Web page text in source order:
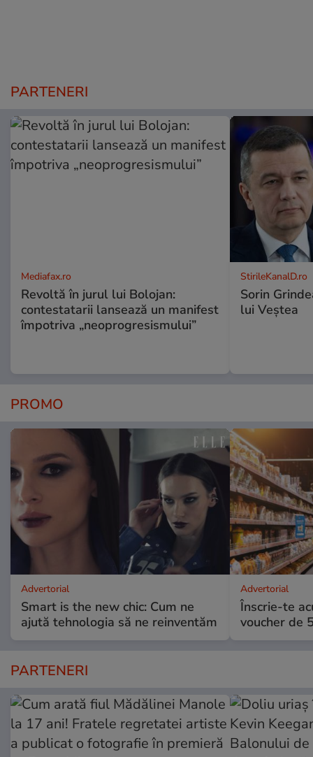
PARTENERI
Mediafax.ro
Revoltă în jurul lui Bolojan:
contestatarii lansează un manifest
împotriva „neoprogresismului”
StirileKanalD.ro
Sorin
lui Veștea
PROMO
Advertorial
Smart is the new chic: Cum ne
ajută tehnologia să ne reinventăm
Advertorial
Înscrie-te
voucher de
PARTENERI